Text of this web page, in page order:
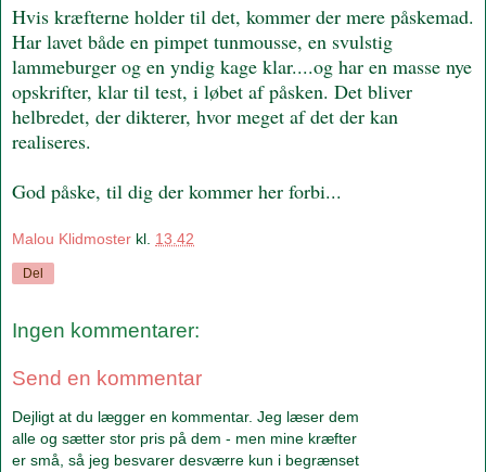
Hvis kræfterne holder til det, kommer der mere påskemad.
Har lavet både en pimpet tunmousse, en svulstig
lammeburger og en yndig kage klar....og har en masse nye
opskrifter, klar til test, i løbet af påsken. Det bliver
helbredet, der dikterer, hvor meget af det der kan
realiseres.
God påske, til dig der kommer her forbi...
Malou Klidmoster kl. 13.42
Del
Ingen kommentarer:
Send en kommentar
Dejligt at du lægger en kommentar. Jeg læser dem
alle og sætter stor pris på dem - men mine kræfter
er små, så jeg besvarer desværre kun i begrænset